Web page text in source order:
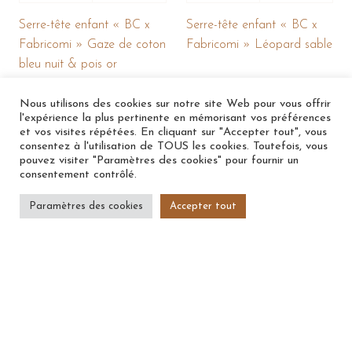
Serre-tête enfant « BC x
Fabricomi » Gaze de coton
bleu nuit & pois or
Serre-tête enfant « BC x
Fabricomi » Léopard sable
Sold out Sold out
Nous utilisons des cookies sur notre site Web pour vous offrir
l'expérience la plus pertinente en mémorisant vos préférences
et vos visites répétées. En cliquant sur "Accepter tout", vous
consentez à l'utilisation de TOUS les cookies. Toutefois, vous
pouvez visiter "Paramètres des cookies" pour fournir un
consentement contrôlé.
Paramètres des cookies Accepter tout